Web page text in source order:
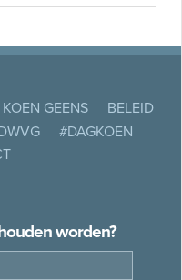
GEENS
BELEID
#DAGKOEN
worden?